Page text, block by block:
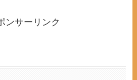
ンサーリンク